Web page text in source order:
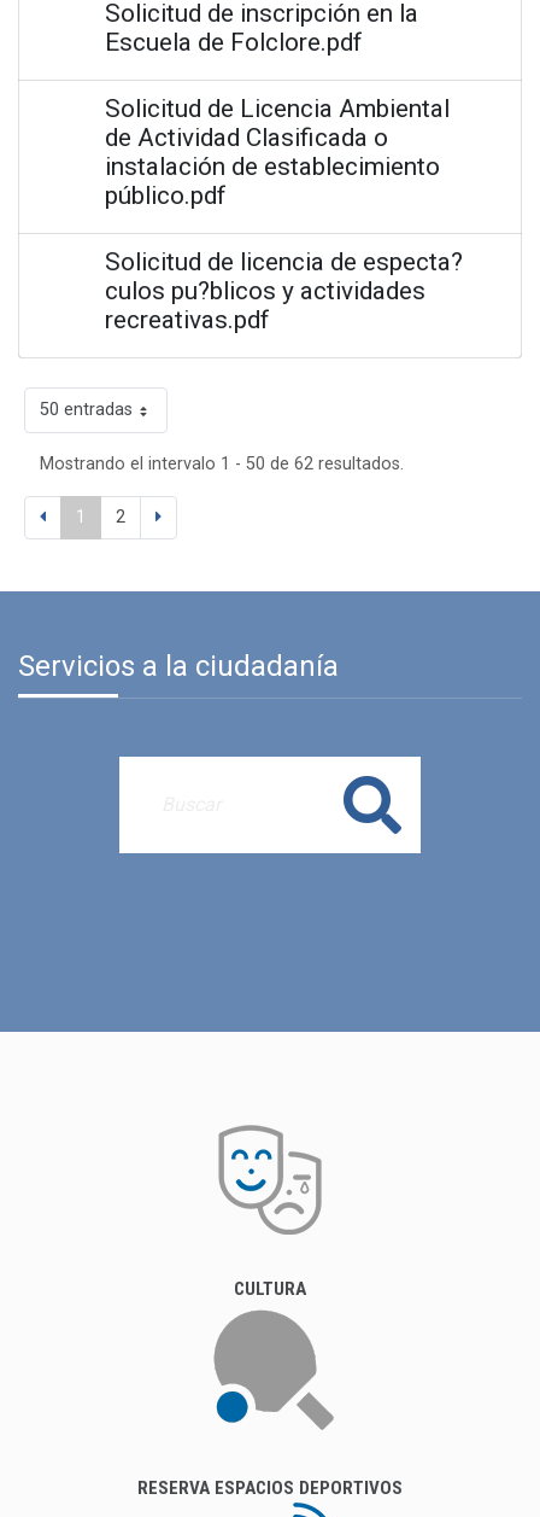
Solicitud de inscripción en la
Escuela de Folclore.pdf
Solicitud de Licencia Ambiental
de Actividad Clasificada o
instalación de establecimiento
público.pdf
Solicitud de licencia de especta?
culos pu?blicos y actividades
recreativas.pdf
50 entradas
Mostrando el intervalo 1 - 50 de 62 resultados.
1 2
Servicios a la ciudadanía
Buscar
CULTURA
RESERVA ESPACIOS DEPORTIVOS